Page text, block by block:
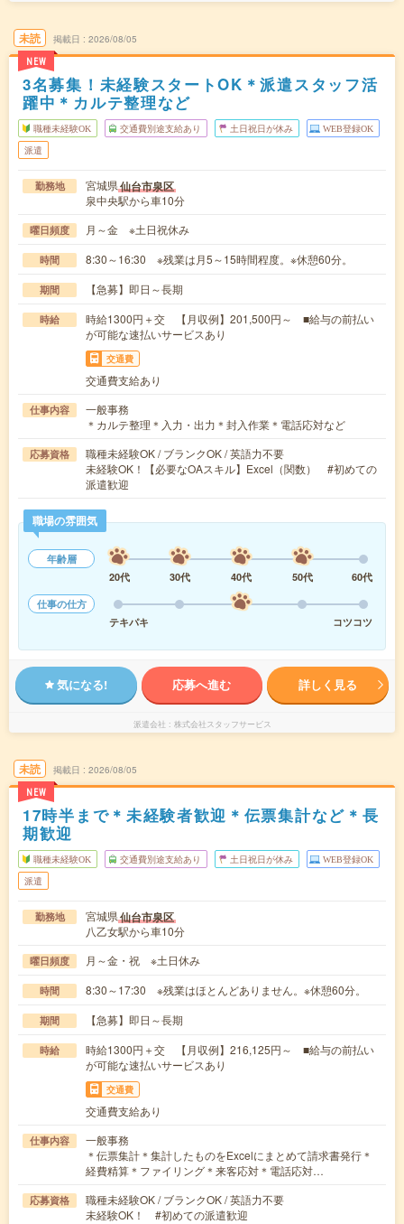
未読
NEW
掲載日 2026/08/05
3名募集！未経験スタートOK＊派遣スタッフ活
躍中＊カルテ整理など
職種未経験OK 交通費別途支給あり 土日祝日が休み WEB登録OK
派遣
勤務地 宮城県仙台市泉区
泉中央駅から車10分
曜日頻度 月～金 ※土日祝休み
時間 8:30～16:30 ※残業は月5～15時間程度。※休憩60分。
期間 【急募】即日～長期
時給
時給1300円＋交 【月収例】201,500円～ ■給与の前払い
が可能な速払いサービスあり
交通費
交通費支給あり
仕事内容
一般事務
＊カルテ整理＊入力・出力＊封入作業＊電話応対など
応募資格
職種未経験OK / ブランクOK / 英語力不要
未経験OK！【必要なOAスキル】Excel（関数） #初めての
派遣歓迎
職場の雰囲気
年齢層
20代
30代 40代 50代
60代
仕事の仕方
テキパキ
コツコツ
気になる! 応募へ進む 詳しく見る
派遣会社 株式会社スタッフサービス
未読
NEW
掲載日 2026/08/05
17時半まで＊未経験者歓迎＊伝票集計など＊長
期歓迎
職種未経験OK 交通費別途支給あり 土日祝日が休み WEB登録OK
派遣
勤務地 宮城県仙台市泉区
八乙女駅から車10分
曜日頻度 月～金・祝 ※土日休み
時間 8:30～17:30 ※残業はほとんどありません。※休憩60分。
期間 【急募】即日～長期
時給
時給1300円＋交 【月収例】216,125円～ ■給与の前払い
が可能な速払いサービスあり
交通費
交通費支給あり
仕事内容
一般事務
＊伝票集計＊集計したものをExcelにまとめて請求書発行＊
経費精算＊ファイリング＊来客応対＊電話応対…
応募資格
職種未経験OK / ブランクOK / 英語力不要
未経験OK！ #初めての派遣歓迎